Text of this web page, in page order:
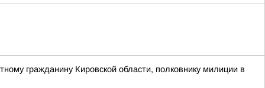
гражданину Кировской области, полковнику милиции в